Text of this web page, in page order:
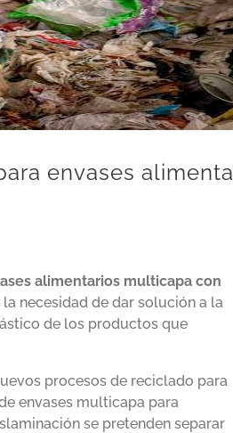
envases
alimentarios multicapa con
la necesidad de dar solución a la
de los productos que
procesos de reciclado para
envases multicapa para
se pretenden separar